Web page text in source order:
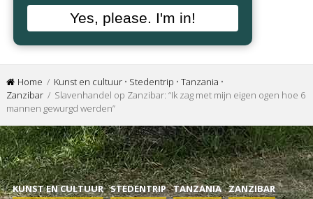
Home / Kunst en cultuur• Stedentrip • Tanzania •
Zanzibar/ Slavenhandel op Zanzibar: “Ik zag met mijn eigen ogen hoe 6
mannen gewurgd werden”
KUNST EN CULTUUR STEDENTRIP TANZANIA ZANZIBAR
naam
Yes, please. I'm in!